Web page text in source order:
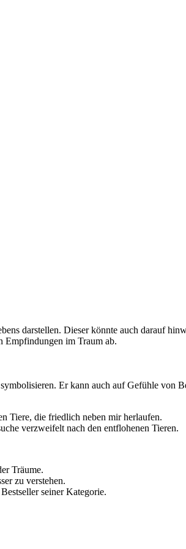
darstellen. Dieser könnte auch darauf
Empfindungen im Traum ab.
Er kann auch auf Gefühle von
Tiere, die friedlich neben mir herlaufen.
verzweifelt nach den entflohenen Tieren.
Träume.
zu verstehen.
seiner Kategorie.